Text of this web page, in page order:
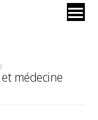
médecine